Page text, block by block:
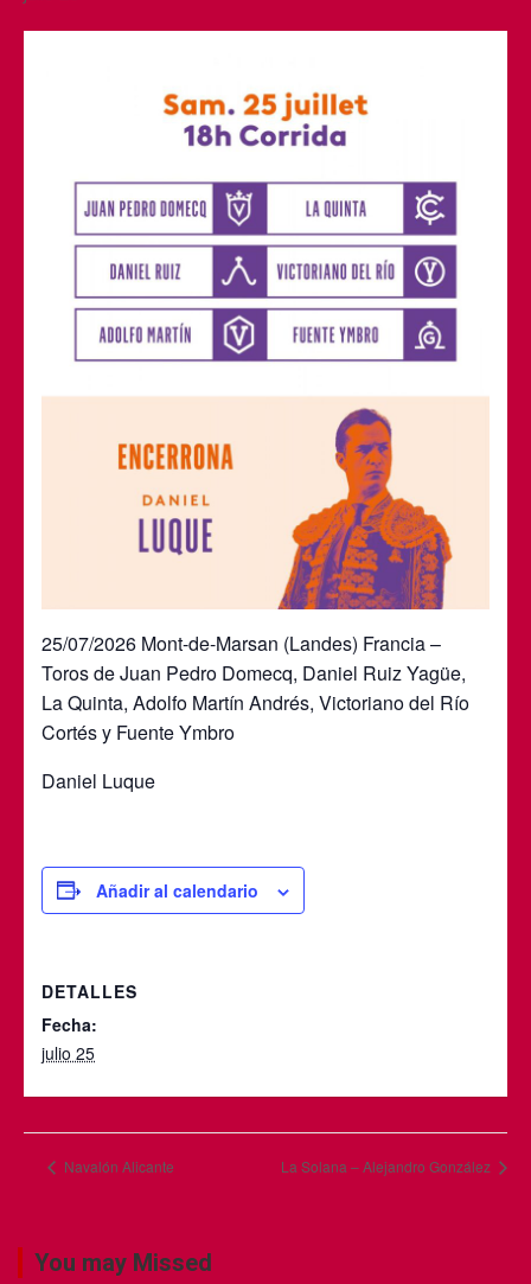
25/07/2026 Mont-de-Marsan (Landes) Francia –
Toros de Juan Pedro Domecq, Daniel Ruiz Yagüe,
La Quinta, Adolfo Martín Andrés, Victoriano del Río
Cortés y Fuente Ymbro
Daniel Luque
Añadir al calendario
DETALLES
Fecha:
julio 25
Navalón Alicante La Solana – Alejandro González
You may Missed